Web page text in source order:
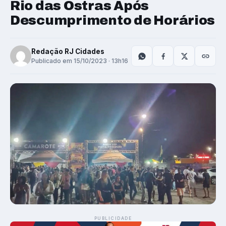
Rio das Ostras Após
Descumprimento de Horários
Redação RJ Cidades
Publicado em 15/10/2023 · 13h16
PUBLICIDADE